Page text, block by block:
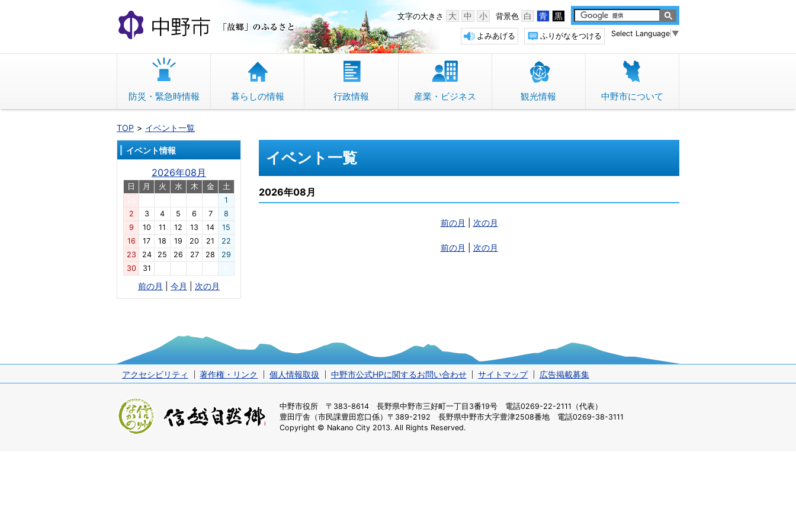
文
へ
動
中野市 「故郷」のふるさと 背景色 白 青 黒
文字の大きさ 大 中 小
Select Language ▼
ふりがなをつける
よみあげる
防災・緊急時情報 暮らしの情報 行政情報 産業・ビジネス 観光情報 中野市について
TOP イベント一覧
イベント一覧
2026年08月
前の月 次の月
前の月 次の月
イベント情報
2026年08月
日 月 火 水 木 金
土
1
2
3 4 5 6 7
8
9
10 11 12 13 14
15
16
17 18 19 20 21
22
23
24 25 26 27 28
29
30
31
前の月 今月 次の月
アクセシビリティ 著作権・リンク 個人情報取扱 中野市公式HPに関するお問い合わせ サイトマップ 広告掲載募集
中野市役所 〒383-8614 長野県中野市三好町一丁目3番19号 電話0269-22-2111（代表）
豊田庁舎（市民課豊田窓口係） 〒389-2192 長野県中野市大字豊津2508番地 電話0269-38-3111
Copyright © Nakano City 2013. All Rights Reserved.